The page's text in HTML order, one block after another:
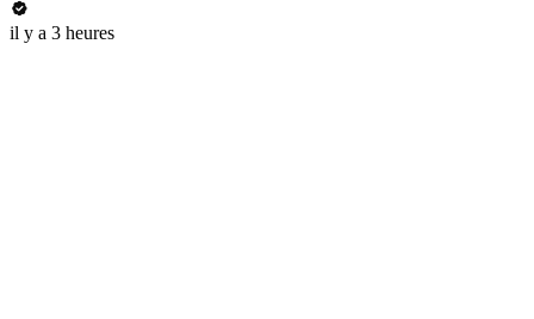
il y a 3 heures